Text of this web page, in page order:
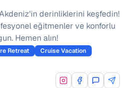
Akdeniz'in derinliklerini keşfedin!
eğitmenler ve konforlu
Hemen alın!
Retreat
Cruise Vacation